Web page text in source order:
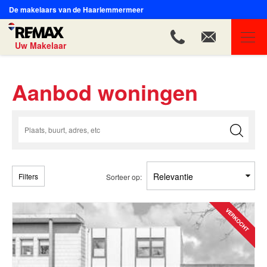
De makelaars van de Haarlemmermeer
Uw Makelaar
Ons aanbod
Huis kopen
Onze diensten
Contact
Blog
Aanbod woningen
Filters Sorteer op: